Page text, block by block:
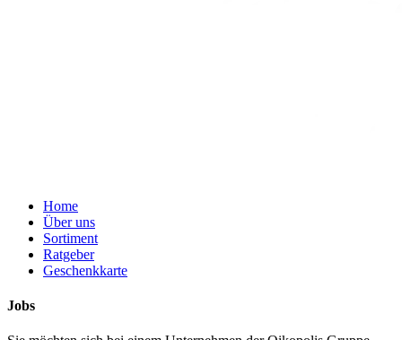
Home
Über uns
Sortiment
Ratgeber
Geschenkkarte
Jobs